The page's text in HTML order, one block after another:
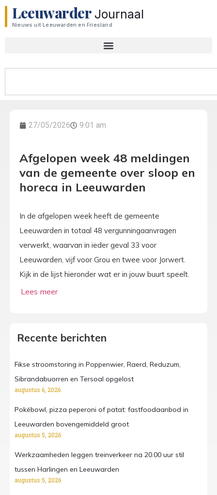
Leeuwarder Journaal
Nieuws uit Leeuwarden en Friesland
27/05/2026 9:01 am
Afgelopen week 48 meldingen
van de gemeente over sloop en
horeca in Leeuwarden
In de afgelopen week heeft de gemeente
Leeuwarden in totaal 48 vergunningaanvragen
verwerkt, waarvan in ieder geval 33 voor
Leeuwarden, vijf voor Grou en twee voor Jorwert.
Kijk in de lijst hieronder wat er in jouw buurt speelt.
Recente berichten
Fikse stroomstoring in Poppenwier, Raerd, Reduzum,
Sibrandabuorren en Tersoal opgelost
augustus 6, 2026
Pokébowl, pizza peperoni of patat: fastfoodaanbod in
Leeuwarden bovengemiddeld groot
augustus 5, 2026
Werkzaamheden leggen treinverkeer na 20.00 uur stil
tussen Harlingen en Leeuwarden
augustus 5, 2026